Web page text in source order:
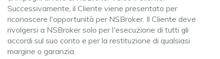
Successivamente, il Cliente viene presentato per
riconoscere l'opportunità per NSBroker. Il Cliente deve
rivolgersi a NSBroker solo per l'esecuzione di tutti gli
accordi sul suo conto e per la restituzione di qualsiasi
margine o garanzia.